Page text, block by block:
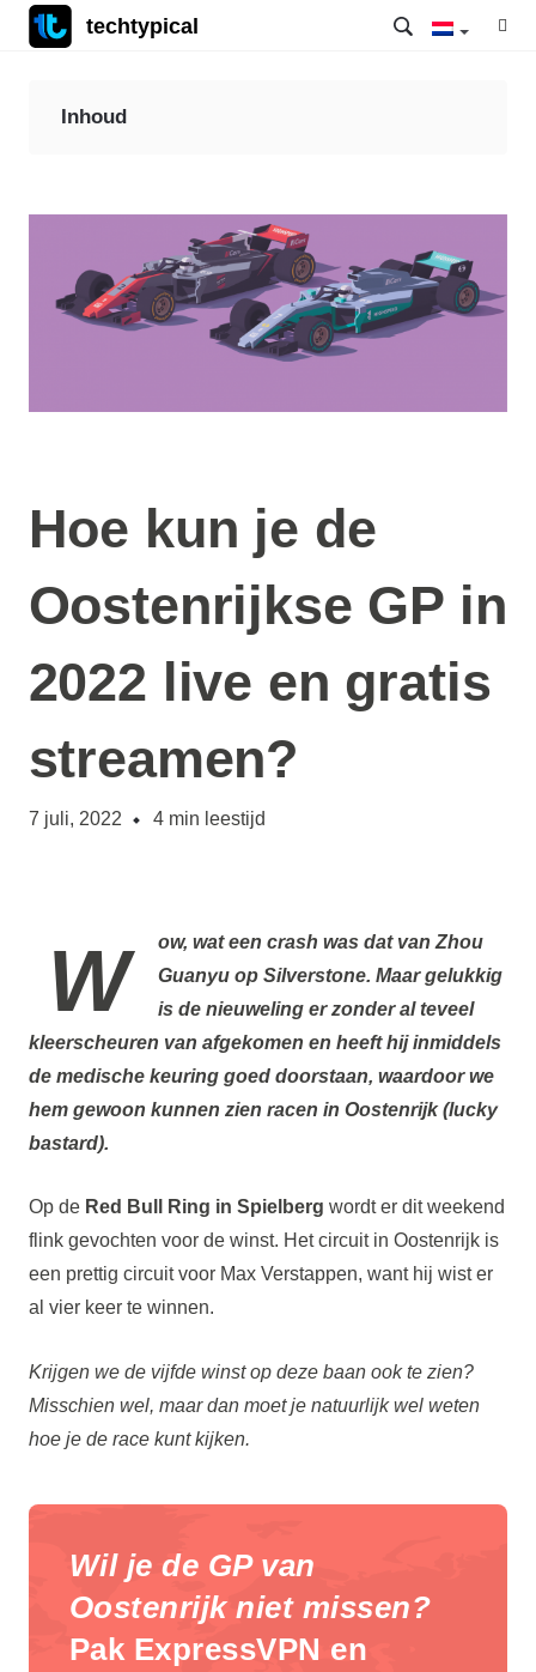
techtypical
Hoe kun je de
Oostenrijkse GP in
2022 live en gratis
streamen?
7 juli, 2022 4 min leestijd
Wow, wat een crash was dat van Zhou
Guanyu op Silverstone. Maar gelukkig
is de nieuweling er zonder al teveel
kleerscheuren van afgekomen en heeft hij inmiddels
de medische keuring goed doorstaan, waardoor we
hem gewoon kunnen zien racen in Oostenrijk (lucky
bastard).
Op de Red Bull Ring in Spielberg wordt er dit weekend
flink gevochten voor de winst. Het circuit in Oostenrijk is
een prettig circuit voor Max Verstappen, want hij wist er
al vier keer te winnen.
Krijgen we de vijfde winst op deze baan ook te zien?
Misschien wel, maar dan moet je natuurlijk wel weten
hoe je de race kunt kijken.
Wil je de GP van
Oostenrijk niet missen?
Pak ExpressVPN en
Inhoud